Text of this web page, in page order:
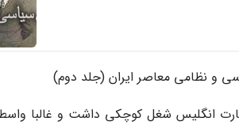
و نظامی معاصر ایران (جلد دوم)